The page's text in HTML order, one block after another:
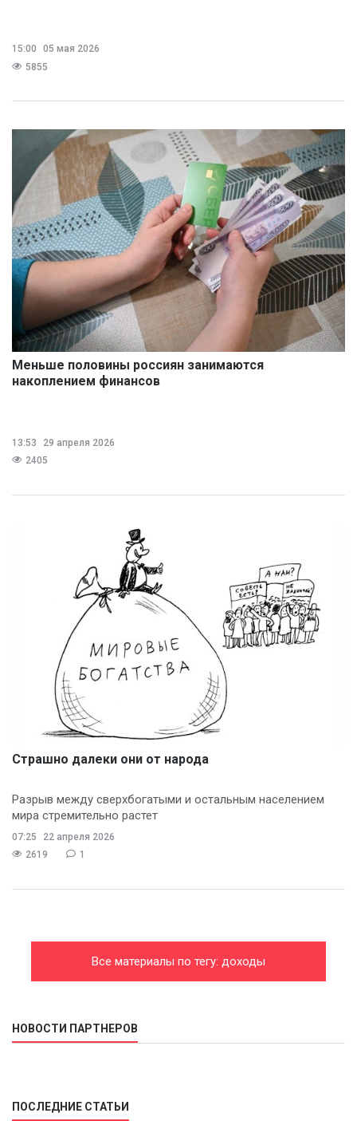
15:00
05 мая 2026
5855
Меньше половины россиян занимаются
накоплением финансов
13:53
29 апреля 2026
2405
Страшно далеки они от народа
Разрыв между сверхбогатыми и остальным населением
мира стремительно растет
07:25
22 апреля 2026
2619
1
Все материалы по тегу: доходы
НОВОСТИ ПАРТНЕРОВ
ПОСЛЕДНИЕ СТАТЬИ